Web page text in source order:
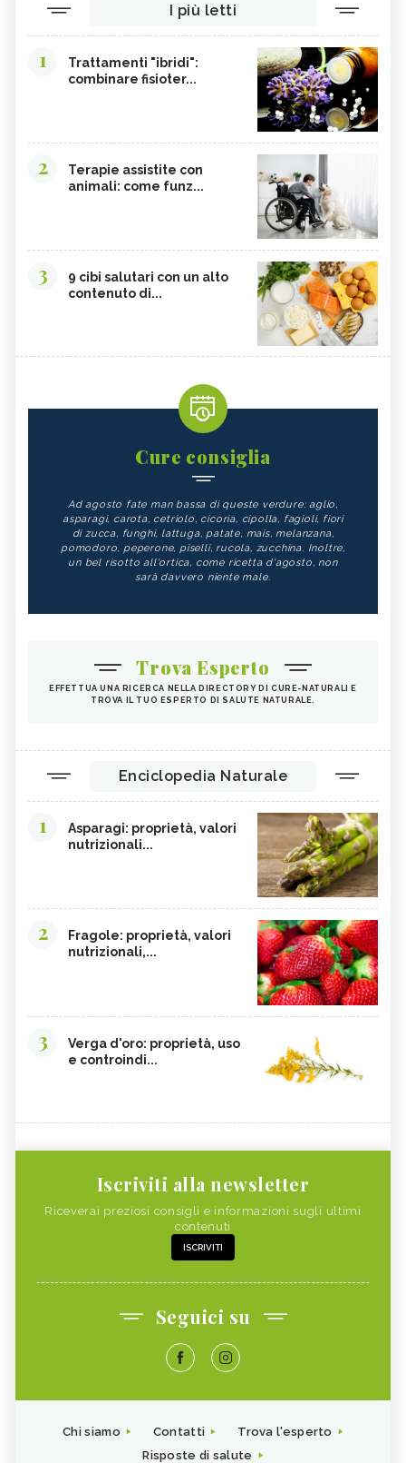
I più letti
1
Trattamenti "ibridi":
combinare fisioter...
2
Terapie assistite con
animali: come funz...
3
9 cibi salutari con un alto
contenuto di...
Cure consiglia
Ad agosto fate man bassa di queste verdure: aglio,
asparagi, carota, cetriolo, cicoria, cipolla, fagioli, fiori
di zucca, funghi, lattuga, patate, mais, melanzana,
pomodoro, peperone, piselli, rucola, zucchina. Inoltre,
un bel risotto all'ortica, come ricetta d'agosto, non
sarà davvero niente male.
Trova Esperto
EFFETTUA UNA RICERCA NELLA DIRECTORY DI CURE-NATURALI E
TROVA IL TUO ESPERTO DI SALUTE NATURALE.
Enciclopedia Naturale
1
Asparagi: proprietà, valori
nutrizionali...
2
Fragole: proprietà, valori
nutrizionali,...
3
Verga d'oro: proprietà, uso
e controindi...
Iscriviti alla newsletter
Riceverai preziosi consigli e informazioni sugli ultimi
contenuti
ISCRIVITI
Seguici su
Chi siamo Contatti
Trova l'esperto
Risposte di salute